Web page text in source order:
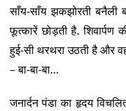
साँय-साँय झकझोरती बनैली
फूत्कारें छोड़ती है.
हुई-सी थरथरा उठती है और
– बा-बा-बा…
जनार्दन पंडा का हृदय